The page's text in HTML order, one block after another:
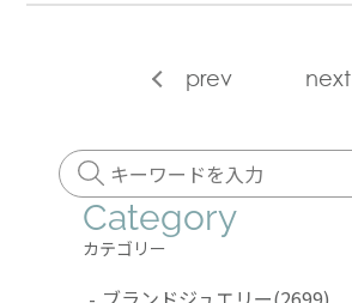
prev next
Category
カテゴリー